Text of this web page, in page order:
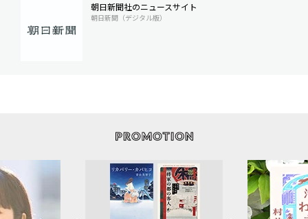
朝日新聞社のニュースサイト
朝日新聞（デジタル版）